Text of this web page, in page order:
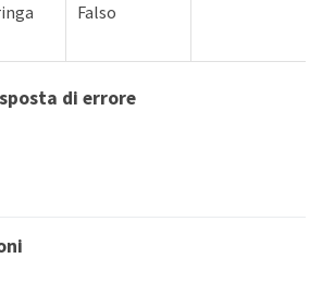
Falso
di errore